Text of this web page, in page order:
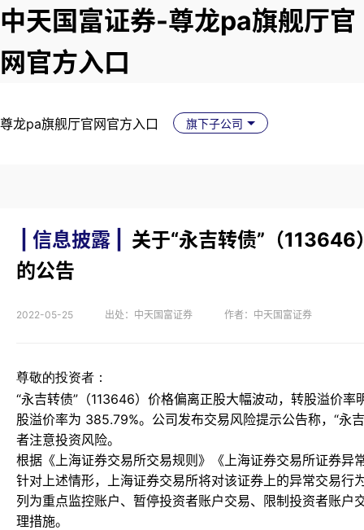
中天国富证券-尊龙pa旗舰厅官
网官方入口
尊龙pa旗舰厅官网官方入口 旗下子公司
| 信息披露 |
关于“永吉转债”（113646
的公告
2022-05-25 出处：中天国富证券 作者：中天国富证券
尊敬的投资者：
“永吉转债”（113646）价格偏离正股大幅波动，转股溢价
股溢价率为 385.79%。公司发布交易风险提示公告称，“永
者注意投资风险。
根据《上海证券交易所交易规则》《上海证券交易所证券异
针对上述情形，上海证券交易所将对该证券上的异常交易行
列为重点监控账户、暂停投资者账户交易、限制投资者账户
理措施。